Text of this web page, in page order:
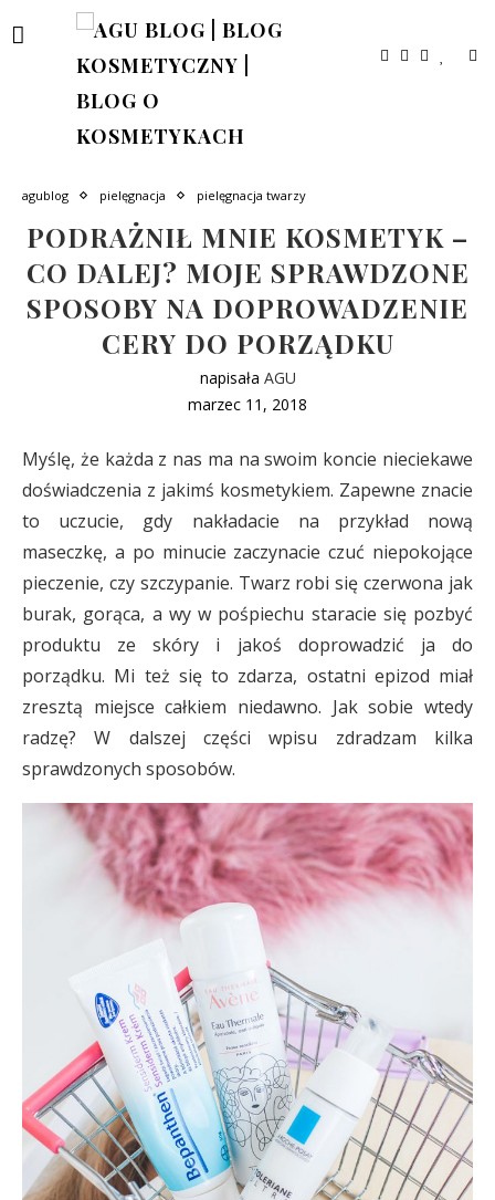
agublog pielęgnacja pielęgnacja twarzy
PODRAŻNIŁ MNIE KOSMETYK –
CO DALEJ? MOJE SPRAWDZONE
SPOSOBY NA DOPROWADZENIE
CERY DO PORZĄDKU
napisała AGU
marzec 11, 2018
Myślę, że każda z nas ma na swoim koncie nieciekawe
doświadczenia z jakimś kosmetykiem. Zapewne znacie
to uczucie, gdy nakładacie na przykład nową
maseczkę, a po minucie zaczynacie czuć niepokojące
pieczenie, czy szczypanie. Twarz robi się czerwona jak
burak, gorąca, a wy w pośpiechu staracie się pozbyć
produktu ze skóry i jakoś doprowadzić ja do
porządku. Mi też się to zdarza, ostatni epizod miał
zresztą miejsce całkiem niedawno. Jak sobie wtedy
radzę? W dalszej części wpisu zdradzam kilka
sprawdzonych sposobów.